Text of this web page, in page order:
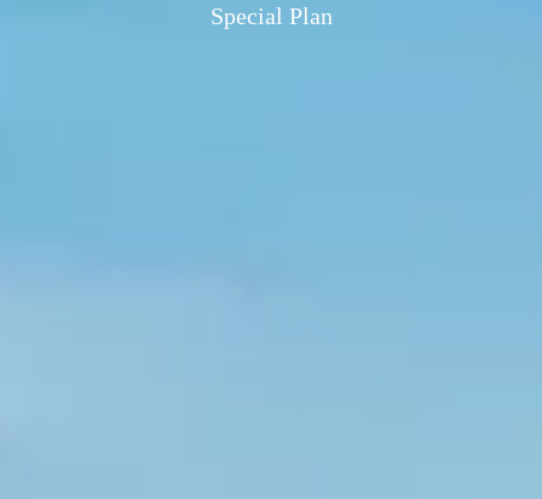
Special Plan